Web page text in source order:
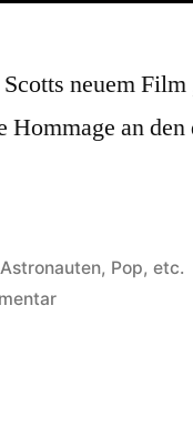
neuem
an
Veröffentlicht
in
Astronauten, Pop, etc.
zu